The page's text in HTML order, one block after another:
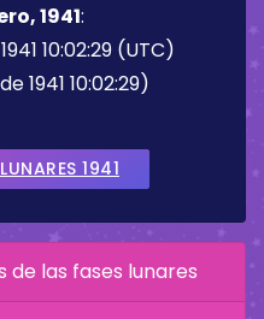
1941:
10:02:29 (UTC)
1941 10:02:29)
1941
las fases lunares